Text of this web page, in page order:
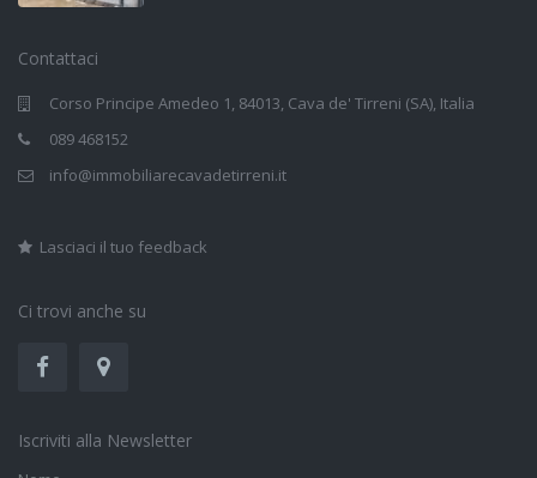
Contattaci
Corso Principe Amedeo 1, 84013, Cava de' Tirreni (SA), Italia
089 468152
info@immobiliarecavadetirreni.it
Lasciaci il tuo feedback
Ci trovi anche su
Iscriviti alla Newsletter